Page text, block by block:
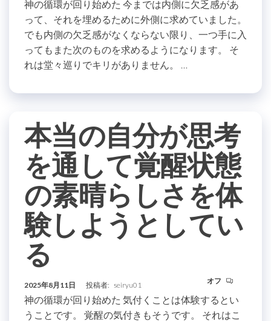
神の循環が回り始めた 今までは内側に欠乏感があ
って、それを埋めるために外側に求めていました。
でも内側の欠乏感がなくならない限り、一つ手に入
ってもまた次のものを求めるようになります。 そ
れは堂々巡りでキリがありません。 …
本当の自分が思考
を通して覚醒状態
の素晴らしさを体
験しようとしてい
る
2025年8月11日 投稿者: seiryu01 オフ
神の循環が回り始めた 気付くことは体験するとい
うことです。 覚醒の気付きもそうです。 それはこ